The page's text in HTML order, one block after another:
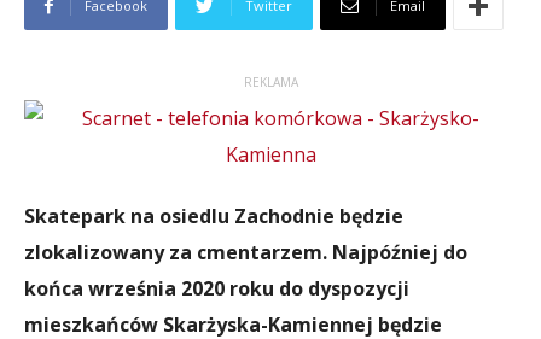
Facebook Twitter Email
REKLAMA
Skatepark na osiedlu Zachodnie będzie
zlokalizowany za cmentarzem. Najpóźniej do
końca września 2020 roku do dyspozycji
mieszkańców Skarżyska-Kamiennej będzie